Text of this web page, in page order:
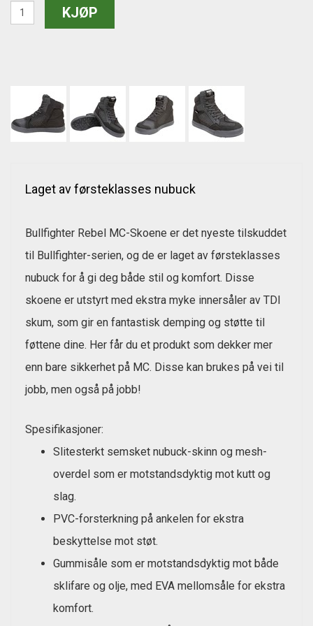
Laget av førsteklasses nubuck
Bullfighter Rebel MC-Skoene er det nyeste tilskuddet
til Bullfighter-serien, og de er laget av førsteklasses
nubuck for å gi deg både stil og komfort. Disse
skoene er utstyrt med ekstra myke innersåler av TDI
skum, som gir en fantastisk demping og støtte til
føttene dine. Her får du et produkt som dekker mer
enn bare sikkerhet på MC. Disse kan brukes på vei til
jobb, men også på jobb!
Spesifikasjoner:
Slitesterkt semsket nubuck-skinn og mesh-
overdel som er motstandsdyktig mot kutt og
slag.
PVC-forsterkning på ankelen for ekstra
beskyttelse mot støt.
Gummisåle som er motstandsdyktig mot både
sklifare og olje, med EVA mellomsåle for ekstra
komfort.